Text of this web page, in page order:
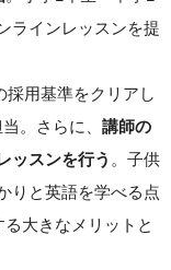
ラインレッスンを提
用基準をクリアし
。さらに、 講師の
ッスンを行う 。子供
りと英語を学べる点
大きなメリットと